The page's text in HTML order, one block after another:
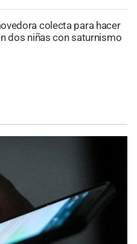
colecta para hacer
dos niñas con saturnismo